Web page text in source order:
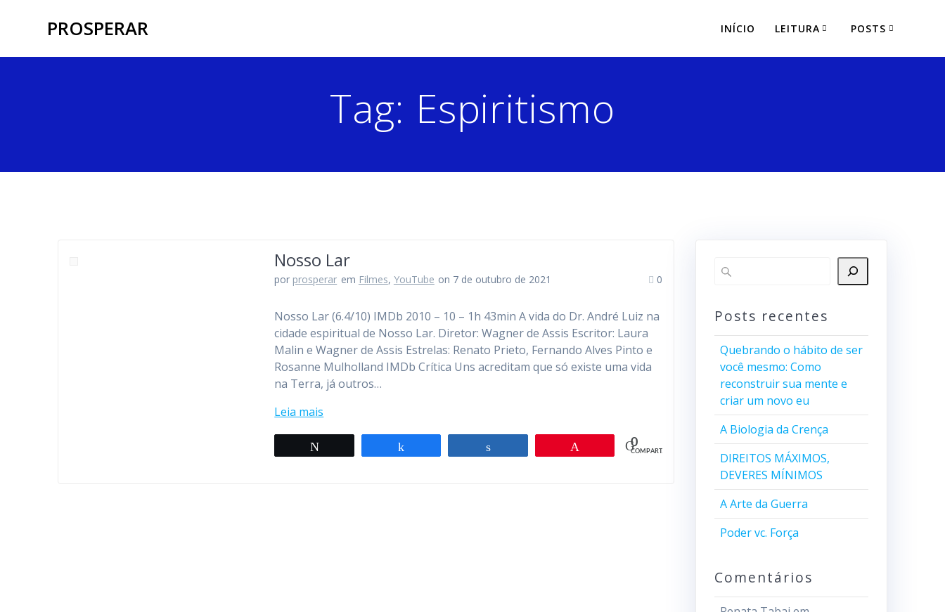
PROSPERAR INÍCIO LEITURA POSTS
Tag: Espiritismo
Nosso Lar
por prosperar em Filmes, YouTube on 7 de outubro de 2021 0
Nosso Lar (6.4/10) IMDb 2010 – 10 – 1h 43min A vida do Dr. André Luiz na
cidade espiritual de Nosso Lar. Diretor: Wagner de Assis Escritor: Laura
Malin e Wagner de Assis Estrelas: Renato Prieto, Fernando Alves Pinto e
Rosanne Mulholland IMDb Crítica Uns acreditam que só existe uma vida
na Terra, já outros…
Leia mais
0
COMPART.
Posts recentes
Quebrando o hábito de ser
você mesmo: Como
reconstruir sua mente e
criar um novo eu
A Biologia da Crença
DIREITOS MÁXIMOS,
DEVERES MÍNIMOS
A Arte da Guerra
Poder vc. Força
Comentários